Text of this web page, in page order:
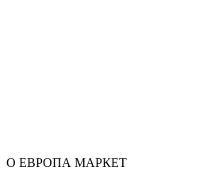
О ЕВРОПА МАРКЕТ